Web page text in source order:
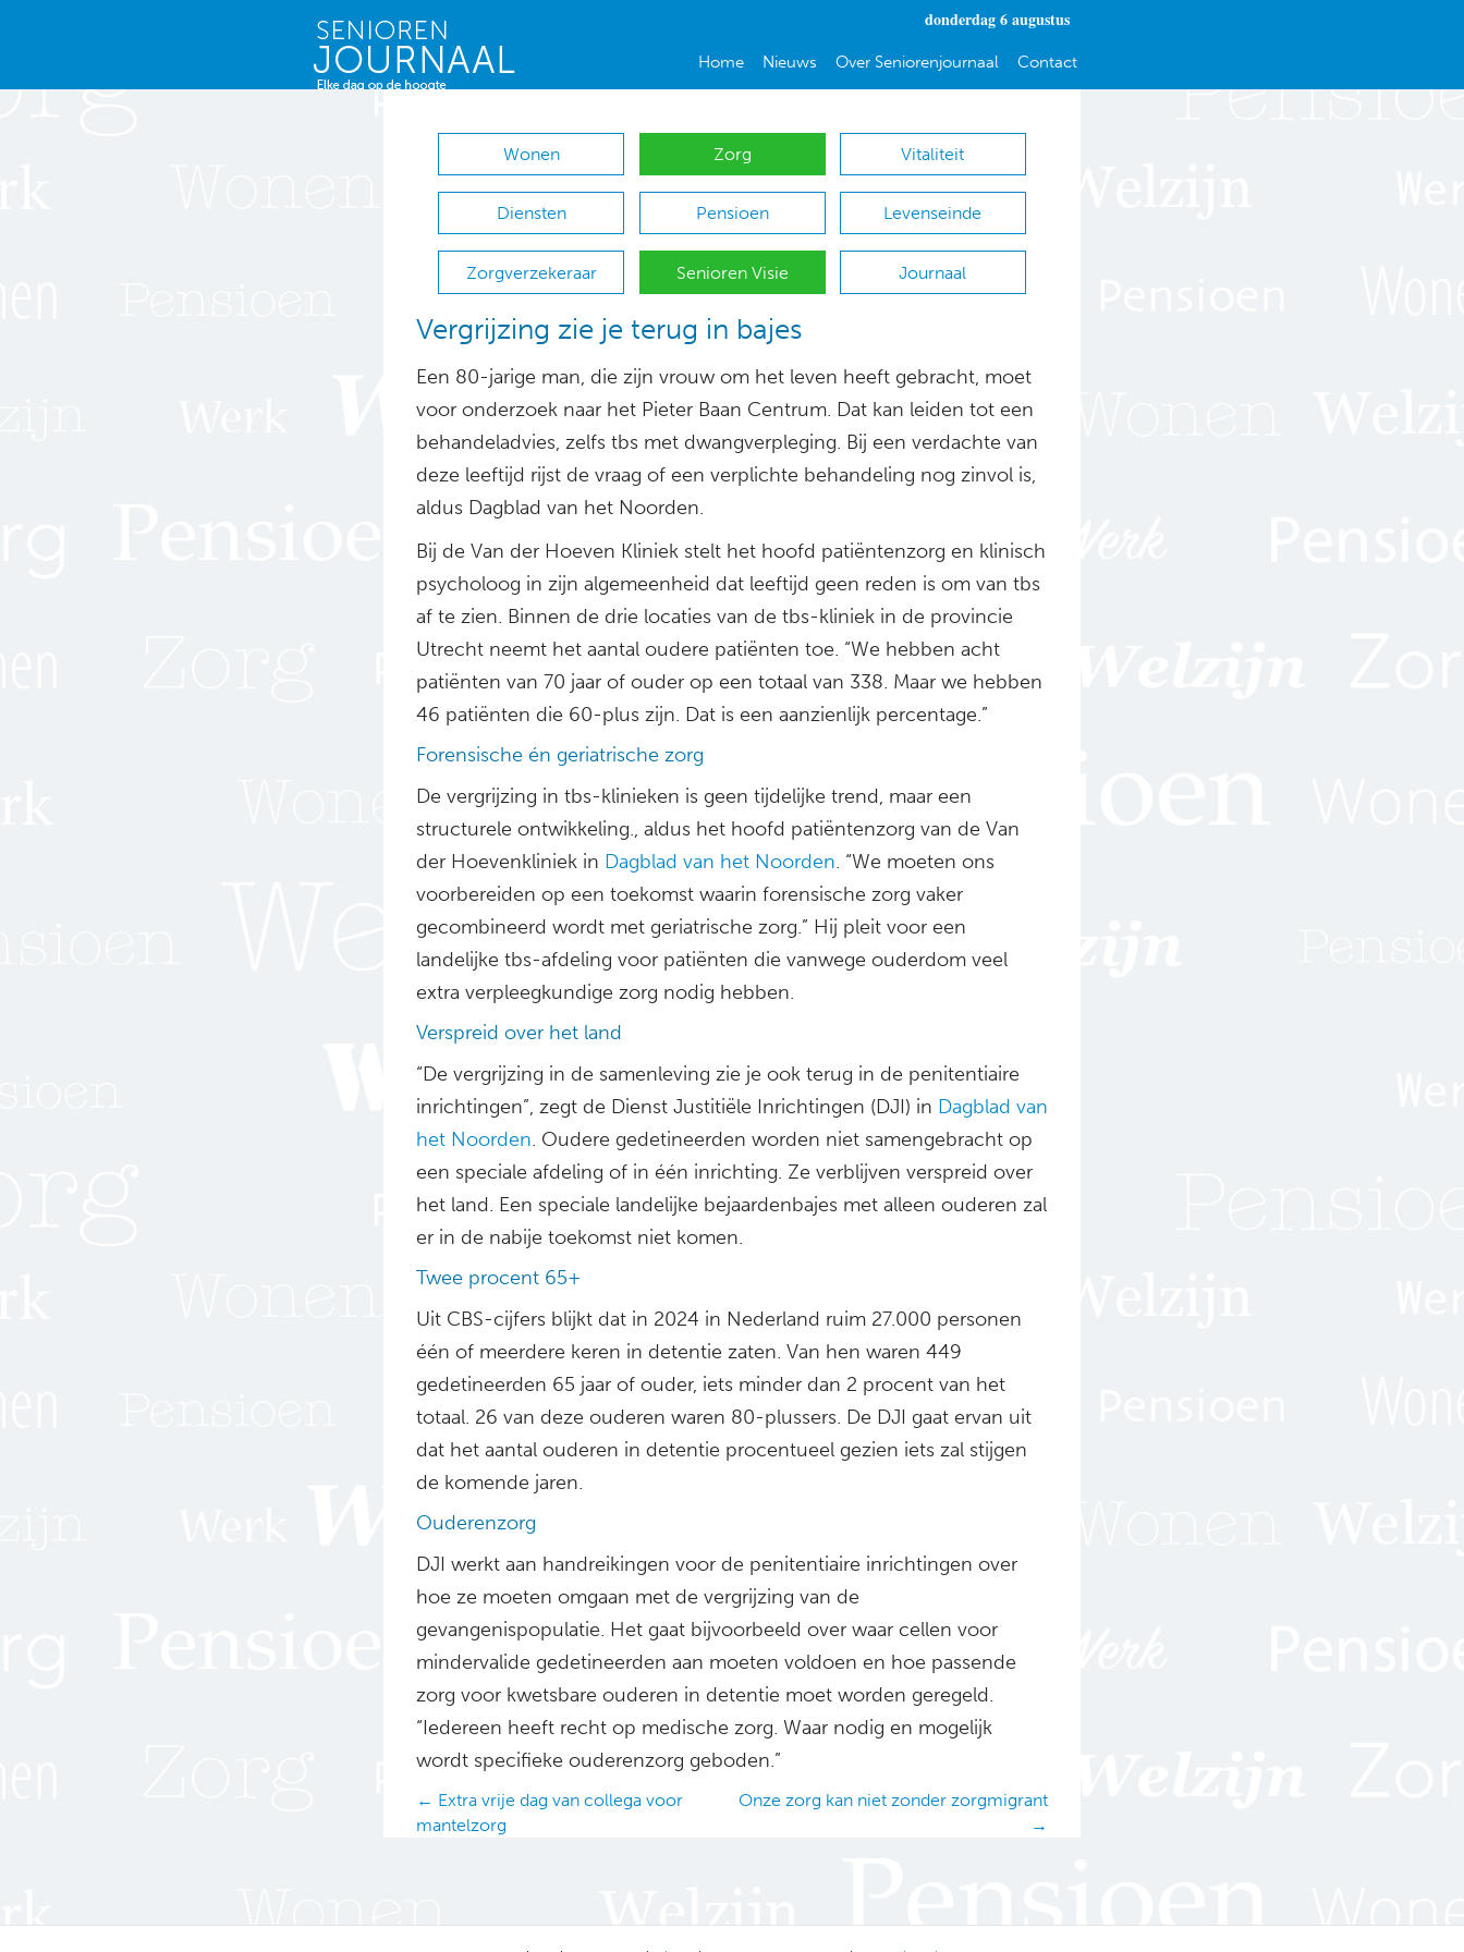
donderdag 6 augustus
Home Nieuws Over Seniorenjournaal Contact
Wonen Zorg Vitaliteit
Diensten Pensioen Levenseinde
Zorgverzekeraar Senioren Visie Journaal
Vergrijzing zie je terug in bajes
Een 80-jarige man, die zijn vrouw om het leven heeft gebracht, moet
voor onderzoek naar het Pieter Baan Centrum. Dat kan leiden tot een
behandeladvies, zelfs tbs met dwangverpleging. Bij een verdachte van
deze leeftijd rijst de vraag of een verplichte behandeling nog zinvol is,
aldus Dagblad van het Noorden.
Bij de Van der Hoeven Kliniek stelt het hoofd patiëntenzorg en klinisch
psycholoog in zijn algemeenheid dat leeftijd geen reden is om van tbs
af te zien. Binnen de drie locaties van de tbs-kliniek in de provincie
Utrecht neemt het aantal oudere patiënten toe. “We hebben acht
patiënten van 70 jaar of ouder op een totaal van 338. Maar we hebben
46 patiënten die 60-plus zijn. Dat is een aanzienlijk percentage.”
Forensische én geriatrische zorg
De vergrijzing in tbs-klinieken is geen tijdelijke trend, maar een
structurele ontwikkeling., aldus het hoofd patiëntenzorg van de Van
der Hoevenkliniek in Dagblad van het Noorden. “We moeten ons
voorbereiden op een toekomst waarin forensische zorg vaker
gecombineerd wordt met geriatrische zorg.” Hij pleit voor een
landelijke tbs-afdeling voor patiënten die vanwege ouderdom veel
extra verpleegkundige zorg nodig hebben.
Verspreid over het land
“De vergrijzing in de samenleving zie je ook terug in de penitentiaire
inrichtingen”, zegt de Dienst Justitiële Inrichtingen (DJI) in Dagblad van
het Noorden. Oudere gedetineerden worden niet samengebracht op
een speciale afdeling of in één inrichting. Ze verblijven verspreid over
het land. Een speciale landelijke bejaardenbajes met alleen ouderen zal
er in de nabije toekomst niet komen.
Twee procent 65+
Uit CBS-cijfers blijkt dat in 2024 in Nederland ruim 27.000 personen
één of meerdere keren in detentie zaten. Van hen waren 449
gedetineerden 65 jaar of ouder, iets minder dan 2 procent van het
totaal. 26 van deze ouderen waren 80-plussers. De DJI gaat ervan uit
dat het aantal ouderen in detentie procentueel gezien iets zal stijgen
de komende jaren.
Ouderenzorg
DJI werkt aan handreikingen voor de penitentiaire inrichtingen over
hoe ze moeten omgaan met de vergrijzing van de
gevangenispopulatie. Het gaat bijvoorbeeld over waar cellen voor
mindervalide gedetineerden aan moeten voldoen en hoe passende
zorg voor kwetsbare ouderen in detentie moet worden geregeld.
“Iedereen heeft recht op medische zorg. Waar nodig en mogelijk
wordt specifieke ouderenzorg geboden.”
Posts
navigation
← Extra vrije dag van collega voor
mantelzorg
Onze zorg kan niet zonder zorgmigrant
→